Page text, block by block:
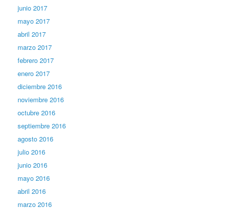
junio 2017
mayo 2017
abril 2017
marzo 2017
febrero 2017
enero 2017
diciembre 2016
noviembre 2016
octubre 2016
septiembre 2016
agosto 2016
julio 2016
junio 2016
mayo 2016
abril 2016
marzo 2016